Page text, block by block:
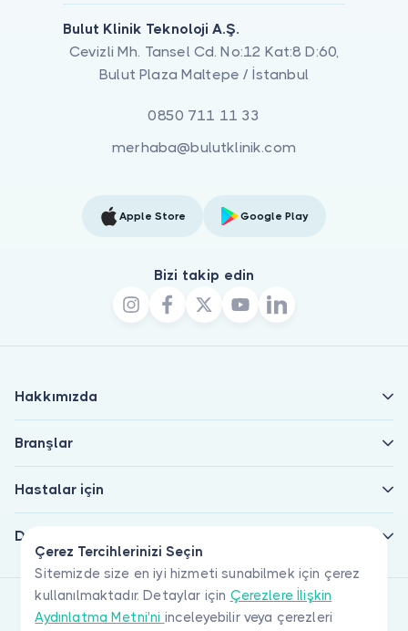
Çerez Tercihlerinizi Seçin
Sitemizde size en iyi hizmeti sunabilmek için çerez
kullanılmaktadır. Detaylar için Çerezlere İlişkin
Aydınlatma Metni'ni inceleyebilir veya çerezleri
Bulut Klinik Teknoloji A.Ş.
Cevizli Mh. Tansel Cd. No:12 Kat:8 D:60,
Bulut Plaza Maltepe / İstanbul
0850 711 11 33
merhaba@bulutklinik.com
Apple Store Google Play
Bizi takip edin
Hakkımızda
Branşlar
Hastalar için
Doktorlar için